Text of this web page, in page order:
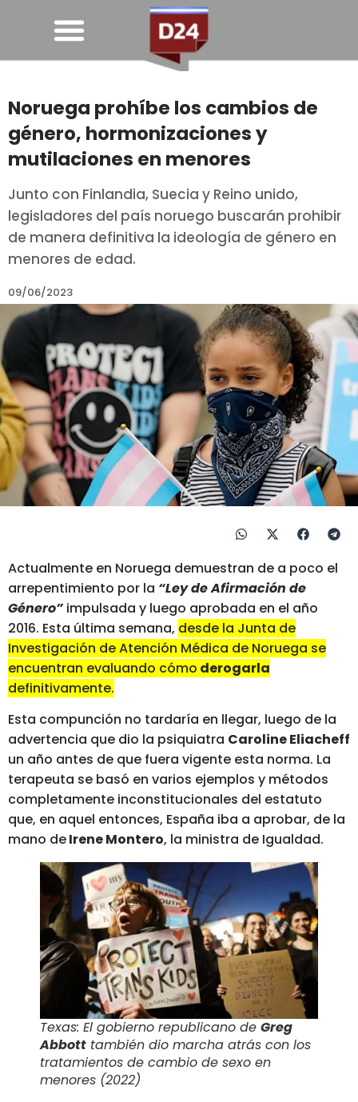
Noruega prohíbe los cambios de
género, hormonizaciones y
mutilaciones en menores
Junto con Finlandia, Suecia y Reino unido,
legisladores del país noruego buscarán prohibir
de manera definitiva la ideología de género en
menores de edad.
09/06/2023
Actualmente en Noruega demuestran de a poco el
arrepentimiento por la “Ley de Afirmación de
Género”impulsada y luego aprobada en el año
2016. Esta última semana, desde la Junta de
Investigación de Atención Médica de Noruega se
encuentran evaluando cómo derogarla
definitivamente.
Esta compunción no tardaría en llegar, luego de la
advertencia que dio la psiquiatra Caroline Eliacheff
un año antes de que fuera vigente esta norma. La
terapeuta se basó en varios ejemplos y métodos
completamente inconstitucionales del estatuto
que, en aquel entonces, España iba a aprobar, de la
mano deIrene Montero, la ministra de Igualdad.
Texas: El gobierno republicano de Greg
Abbott también dio marcha atrás con los
tratamientos de cambio de sexo en
menores (2022)